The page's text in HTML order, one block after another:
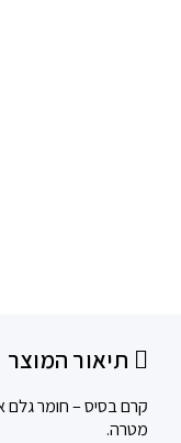
תיאור המוצר
קרם בסיס – חומר גלם
מטרה.